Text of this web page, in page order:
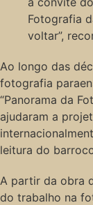
Fotografia
voltar”,
Ao longo das
fotografia
“Panorama da
ajudaram a
leitura do
A partir da obra
do trabalho na